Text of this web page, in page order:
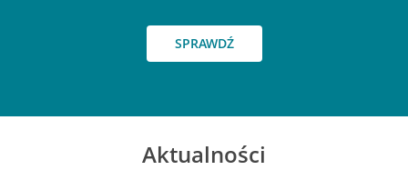
SPRAWDŹ
Aktualności